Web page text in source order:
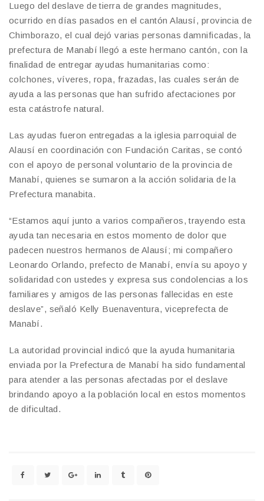
Luego del deslave de tierra de grandes magnitudes,
ocurrido en días pasados en el cantón Alausí, provincia de
Chimborazo, el cual dejó varias personas damnificadas, la
prefectura de Manabí llegó a este hermano cantón, con la
finalidad de entregar ayudas humanitarias como:
colchones, víveres, ropa, frazadas, las cuales serán de
ayuda a las personas que han sufrido afectaciones por
esta catástrofe natural.
Las ayudas fueron entregadas a la iglesia parroquial de
Alausí en coordinación con Fundación Caritas, se contó
con el apoyo de personal voluntario de la provincia de
Manabí, quienes se sumaron a la acción solidaria de la
Prefectura manabita.
“Estamos aquí junto a varios compañeros, trayendo esta
ayuda tan necesaria en estos momento de dolor que
padecen nuestros hermanos de Alausí; mi compañero
Leonardo Orlando, prefecto de Manabí, envía su apoyo y
solidaridad con ustedes y expresa sus condolencias a los
familiares y amigos de las personas fallecidas en este
deslave”, señaló Kelly Buenaventura, viceprefecta de
Manabí.
La autoridad provincial indicó que la ayuda humanitaria
enviada por la Prefectura de Manabí ha sido fundamental
para atender a las personas afectadas por el deslave
brindando apoyo a la población local en estos momentos
de dificultad.